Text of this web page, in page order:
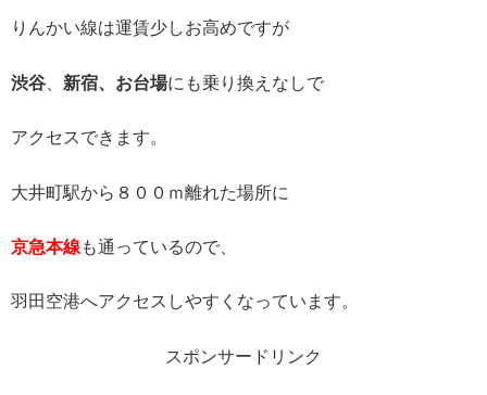
りんかい線は運賃少しお高めですが
渋谷 新宿、お台場にも乗り換えなしで
アクセスできます。
大井町駅から８００ｍ離れた場所に
京急本線も通っているので、
羽田空港へアクセスしやすくなっています。
スポンサードリンク